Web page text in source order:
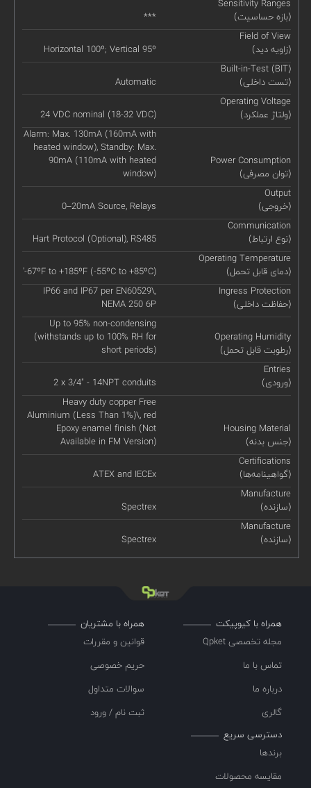
Sensitivity Ranges
(بازه حساسیت)
***
Field of View
(زاویه دید)
Horizontal 100º; Vertical 95º
Built-in-Test (BIT)
(تست داخلی)
Automatic
Operating Voltage
(ولتاژ عملکرد)
24 VDC nominal (18-32 VDC)
Power Consumption
(توان مصرفی)
Alarm: Max. 130mA (160mA with
heated window), Standby: Max.
90mA (110mA with heated
window)
Output
(خروجی)
0–20mA Source, Relays
Communication
(نوع ارتباط)
Hart Protocol (Optional), RS485
Operating Temperature
(دمای قابل تحمل)
'-67ºF to +185ºF (-55ºC to +85ºC)
Ingress Protection
(حفاظت داخلی)
IP66 and IP67 per EN60529\,
NEMA 250 6P
Operating Humidity
(رطوبت قابل تحمل)
Up to 95% non-condensing
(withstands up to 100% RH for
short periods)
Entries
(ورودی)
2 x 3/4" - 14NPT conduits
Housing Material
(جنس بدنه)
Heavy duty copper Free
Aluminium (Less Than 1%)\, red
Epoxy enamel finish (Not
Available in FM Version)
Certifications
(گواهینامه‌ها)
ATEX and IECEx
Manufacture
(سازنده)
Spectrex
Manufacture
(سازنده)
Spectrex
همراه با کیوپیکت
مجله تخصصی Qpket
تماس با ما
درباره ما
گالری
همراه با مشتریان
قوانین و مقررات
حریم خصوصی
سوالات متداول
ثبت نام / ورود
دسترسی سریع
برندها
مقایسه محصولات